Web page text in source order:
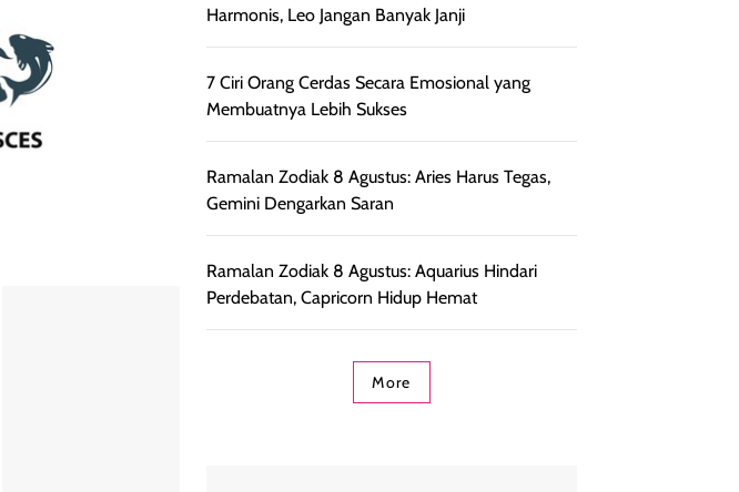
Harmonis, Leo Jangan Banyak Janji
7 Ciri Orang Cerdas Secara Emosional yang
Membuatnya Lebih Sukses
Ramalan Zodiak 8 Agustus: Aries Harus Tegas,
Gemini Dengarkan Saran
Ramalan Zodiak 8 Agustus: Aquarius Hindari
Perdebatan, Capricorn Hidup Hemat
More